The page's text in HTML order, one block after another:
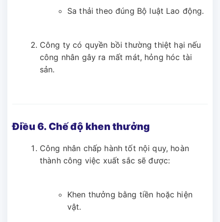
Sa thải theo đúng Bộ luật Lao động.
Công ty có quyền bồi thường thiệt hại nếu
công nhân gây ra mất mát, hỏng hóc tài
sản.
Điều 6. Chế độ khen thưởng
Công nhân chấp hành tốt nội quy, hoàn
thành công việc xuất sắc sẽ được:
Khen thưởng bằng tiền hoặc hiện
vật.